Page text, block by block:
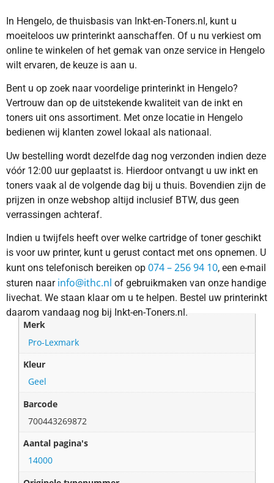
In Hengelo, de thuisbasis van Inkt-en-Toners.nl, kunt u
moeiteloos uw printerinkt aanschaffen. Of u nu verkiest om
online te winkelen of het gemak van onze service in Hengelo
wilt ervaren, de keuze is aan u.
Bent u op zoek naar voordelige printerinkt in Hengelo?
Vertrouw dan op de uitstekende kwaliteit van de inkt en
toners uit ons assortiment. Met onze locatie in Hengelo
bedienen wij klanten zowel lokaal als nationaal.
Uw bestelling wordt dezelfde dag nog verzonden indien deze
vóór 12:00 uur geplaatst is. Hierdoor ontvangt u uw inkt en
toners vaak al de volgende dag bij u thuis. Bovendien zijn de
prijzen in onze webshop altijd inclusief BTW, dus geen
verrassingen achteraf.
Indien u twijfels heeft over welke cartridge of toner geschikt
is voor uw printer, kunt u gerust contact met ons opnemen. U
kunt ons telefonisch bereiken op 074 – 256 94 10, een e-mail
sturen naar info@ithc.nl of gebruikmaken van onze handige
livechat. We staan klaar om u te helpen. Bestel uw printerinkt
daarom vandaag nog bij Inkt-en-Toners.nl.
Merk
Pro-Lexmark
Kleur
Geel
Barcode
700443269872
Aantal pagina's
14000